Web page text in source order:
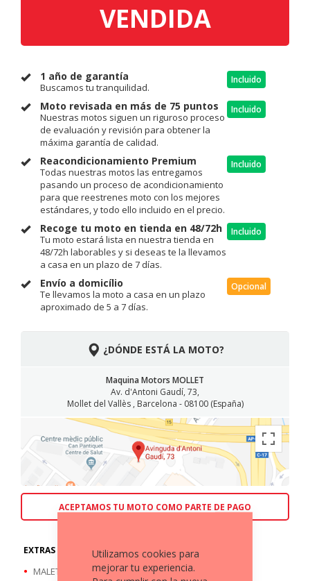
VENDIDA
1 año de garantía
Buscamos tu tranquilidad.
Incluido
Moto revisada en más de 75 puntos
Nuestras motos siguen un riguroso proceso
de evaluación y revisión para obtener la
máxima garantía de calidad.
Incluido
Reacondicionamiento Premium
Todas nuestras motos las entregamos
pasando un proceso de acondicionamiento
para que reestrenes moto con los mejores
estándares, y todo ello incluido en el precio.
Incluido
Recoge tu moto en tienda en 48/72h
Tu moto estará lista en nuestra tienda en
48/72h laborables y si deseas te la llevamos
a casa en un plazo de 7 días.
Incluido
Envío a domicílio
Te llevamos la moto a casa en un plazo
aproximado de 5 a 7 días.
Opcional
¿DÓNDE ESTÁ LA MOTO?
Maquina Motors MOLLET
Av. d'Antoni Gaudí, 73,
Mollet del Vallès , Barcelona - 08100 (España)
ACEPTAMOS TU MOTO COMO PARTE DE PAGO
EXTRAS A DESTACAR
MALETA TRASERA
Utilizamos cookies para
mejorar tu experiencia.